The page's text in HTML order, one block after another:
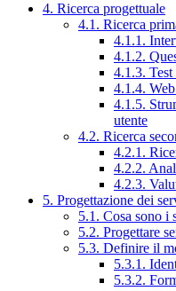
4. Ricerca progettuale
4.1. Ricerca
4.1.1.
4.1.2.
4.1.3.
4.1.4.
4.1.5.
utente
4.2. Ricerca
4.2.1.
4.2.2.
4.2.3.
5. Progettazione dei
5.1. Cosa sono i
5.2. Progettare
5.3. Definire il
5.3.1.
5.3.2.